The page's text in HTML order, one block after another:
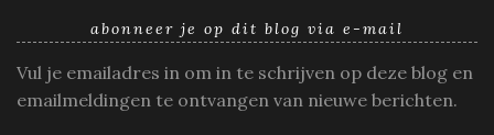
abonneer je op dit blog via e-mail
Vul je emailadres in om in te schrijven op deze blog en
emailmeldingen te ontvangen van nieuwe berichten.